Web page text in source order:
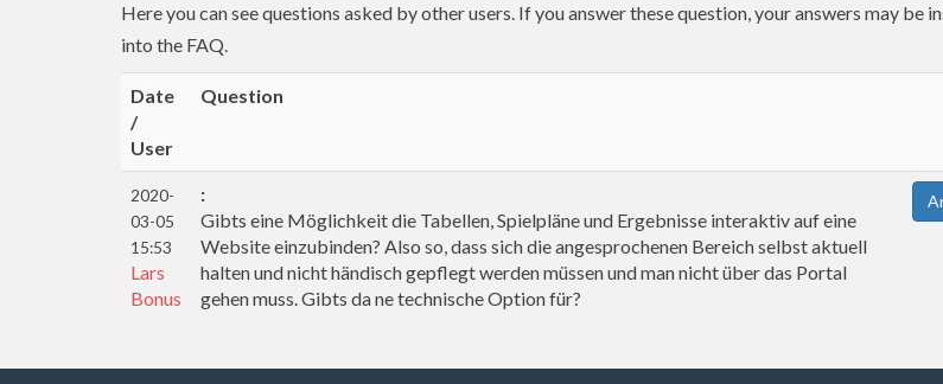
Here you can see questions asked by other users. If you answer these question, your answers may be
into the FAQ.
Date
/
User
Question
2020-
03-05
15:53
Lars
Bonus
:
Gibts eine Möglichkeit die Tabellen, Spielpläne und Ergebnisse interaktiv auf eine
Website einzubinden? Also so, dass sich die angesprochenen Bereich selbst aktuell
halten und nicht händisch gepflegt werden müssen und man nicht über das Portal
gehen muss. Gibts da ne technische Option für?